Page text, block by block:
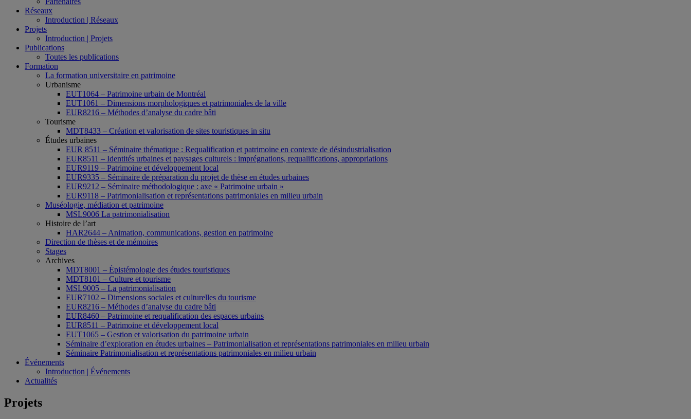
Réseaux
Introduction | Réseaux
Projets
Introduction | Projets
Publications
Toutes les publications
Formation
La formation universitaire en patrimoine
Urbanisme
EUT1064 – Patrimoine urbain de Montréal
EUT1061 – Dimensions morphologiques et patrimoniales de la ville
EUR8216 – Méthodes d’analyse du cadre bâti
Tourisme
MDT8433 – Création et valorisation de sites touristiques in situ
Études urbaines
EUR 8511 – Séminaire thématique : Requalification et patrimoine en contexte de désindustrialisation
EUR8511 – Identités urbaines et paysages culturels : imprégnations, requalifications, appropriations
EUR9119 – Patrimoine et développement local
EUR9335 – Séminaire de préparation du projet de thèse en études urbaines
EUR9212 – Séminaire méthodologique : axe « Patrimoine urbain »
EUR9118 – Patrimonialisation et représentations patrimoniales en milieu urbain
Muséologie, médiation et patrimoine
MSL9006 La patrimonialisation
Histoire de l’art
HAR2644 – Animation, communications, gestion en patrimoine
Direction de thèses et de mémoires
Stages
Archives
MDT8001 – Épistémologie des études touristiques
MDT8101 – Culture et tourisme
MSL9005 – La patrimonialisation
EUR7102 – Dimensions sociales et culturelles du tourisme
EUR8216 – Méthodes d’analyse du cadre bâti
EUR8460 – Patrimoine et requalification des espaces urbains
EUR8511 – Patrimoine et développement local
EUT1065 – Gestion et valorisation du patrimoine urbain
Séminaire d’exploration en études urbaines – Patrimonialisation et représentations patrimoniales en milieu urbain
Séminaire Patrimonialisation et représentations patrimoniales en milieu urbain
Événements
Introduction | Événements
Actualités
Projets